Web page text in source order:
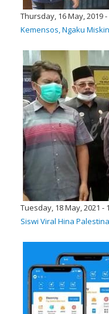
Thursday, 16 May, 2019 -
Kemensos, Ngaku
Tuesday, 18 May, 2021 -
Siswi Viral Hina